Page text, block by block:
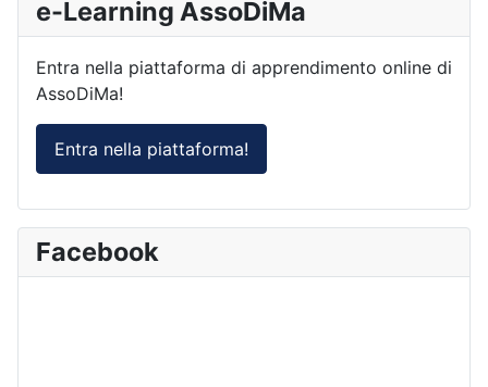
e-Learning AssoDiMa
Entra nella piattaforma di apprendimento online di
AssoDiMa!
Entra nella piattaforma!
Facebook